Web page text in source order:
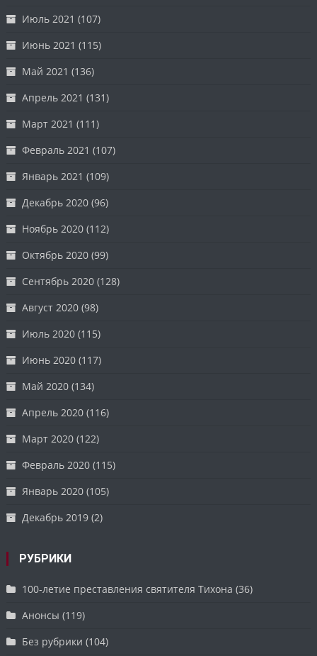
Июль 2021 (107)
Июнь 2021 (115)
Май 2021 (136)
Апрель 2021 (131)
Март 2021 (111)
Февраль 2021 (107)
Январь 2021 (109)
Декабрь 2020 (96)
Ноябрь 2020 (112)
Октябрь 2020 (99)
Сентябрь 2020 (128)
Август 2020 (98)
Июль 2020 (115)
Июнь 2020 (117)
Май 2020 (134)
Апрель 2020 (116)
Март 2020 (122)
Февраль 2020 (115)
Январь 2020 (105)
Декабрь 2019 (2)
РУБРИКИ
100-летие преставления святителя Тихона (36)
Анонсы (119)
Без рубрики (104)